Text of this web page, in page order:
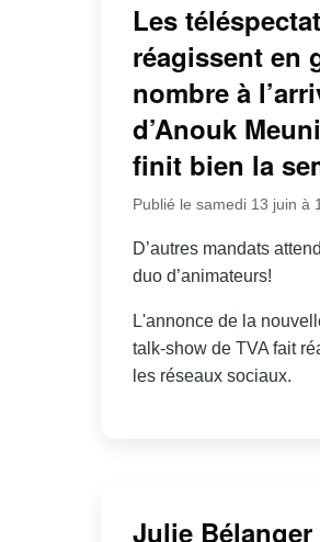
Les
réagissent en
nombre à
d’Anouk
finit bien la
Publié le samedi 13 juin à
D’autres mandats
duo d’animateurs!
L'annonce de la
talk-show de TVA fait
les réseaux sociaux.
Julie